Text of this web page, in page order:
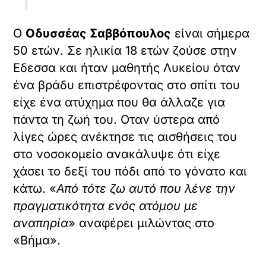
Ο Οδυσσέας Σαββόπουλος είναι σήμερα
50 ετών. Σε ηλικία 18 ετών ζούσε στην
Εδεσσα και ήταν μαθητής Λυκείου όταν
ένα βράδυ επιστρέφοντας στο σπίτι του
είχε ένα ατύχημα που θα άλλαζε για
πάντα τη ζωή του. Οταν ύστερα από
λίγες ώρες ανέκτησε τις αισθήσεις του
στο νοσοκομείο ανακάλυψε ότι είχε
χάσει το δεξί του πόδι από το γόνατο και
κάτω. «Από τότε ζω αυτό που λένε την
πραγματικότητα ενός ατόμου με
αναπηρία» αναφέρει μιλώντας στο
«Βήμα».